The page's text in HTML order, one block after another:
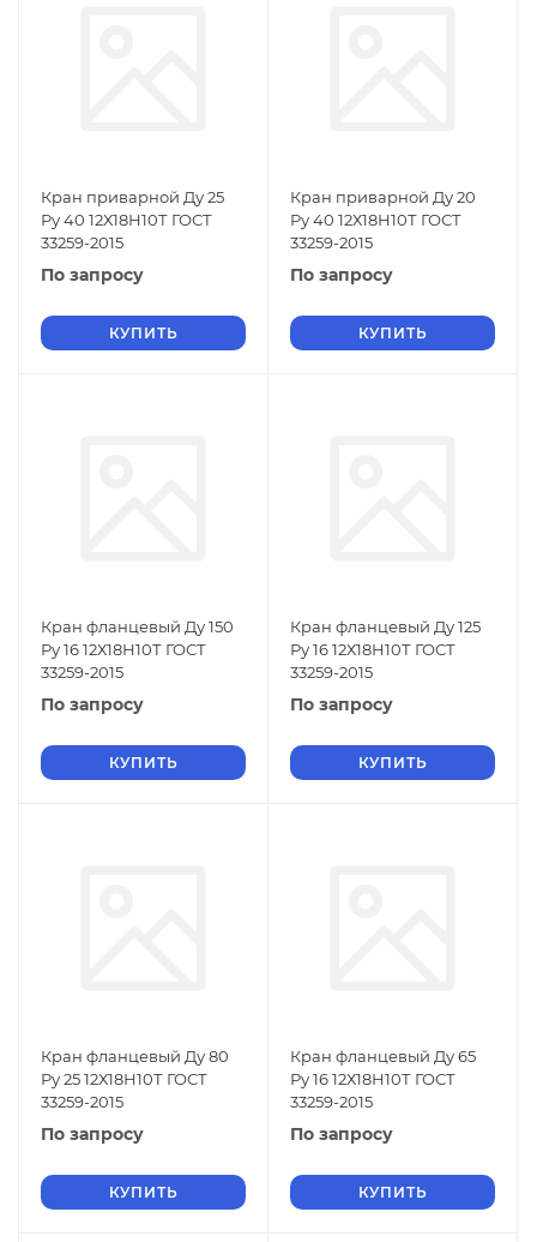
Кран приварной Ду 25
Ру 40 12Х18Н10Т ГОСТ
33259-2015
По запросу
КУПИТЬ
Кран приварной Ду 20
Ру 40 12Х18Н10Т ГОСТ
33259-2015
По запросу
КУПИТЬ
Кран фланцевый Ду 150
Ру 16 12Х18Н10Т ГОСТ
33259-2015
По запросу
КУПИТЬ
Кран фланцевый Ду 125
Ру 16 12Х18Н10Т ГОСТ
33259-2015
По запросу
КУПИТЬ
Кран фланцевый Ду 80
Ру 25 12Х18Н10Т ГОСТ
33259-2015
По запросу
КУПИТЬ
Кран фланцевый Ду 65
Ру 16 12Х18Н10Т ГОСТ
33259-2015
По запросу
КУПИТЬ